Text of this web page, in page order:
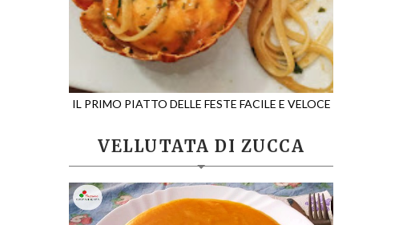
IL PRIMO PIATTO DELLE FESTE FACILE E VELOCE
VELLUTATA DI ZUCCA